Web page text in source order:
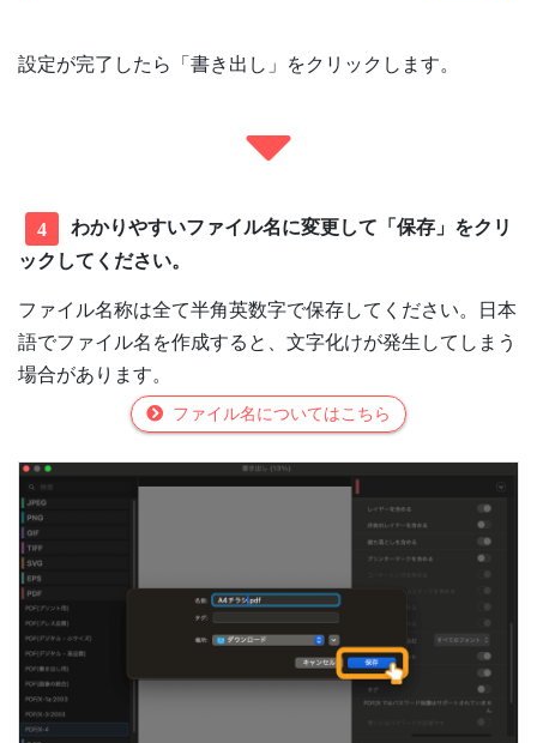
設定が完了したら「書き出し」をクリックします。
4
わかりやすいファイル名に変更して「保存」をクリ
ックしてください。
ファイル名称は全て半角英数字で保存してください。日本
語でファイル名を作成すると、文字化けが発生してしまう
場合があります。
ファイル名についてはこちら